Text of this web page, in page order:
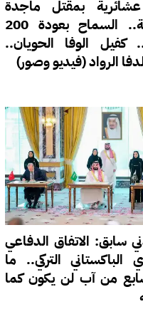
بمقتل ماجدة
العجارمة.. السماح بعودة 200
الوفا الحويان..
الرواد (فيديو وصور)
سابق: الاتفاق الدفاعي
الباكستاني التركي.. ما
من آب لن يكون كما